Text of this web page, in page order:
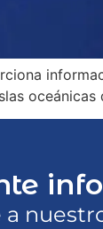
oceánicas
a